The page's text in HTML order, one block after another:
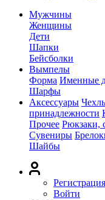
Мужчины
Женщины
Дети
Шапки
Бейсболки
Вымпелы
Форма Именные
Шарфы
Аксессуары
принадлежности
Прочее Рюкзаки,
Сувениры
Шайбы
Регистрация
Войти